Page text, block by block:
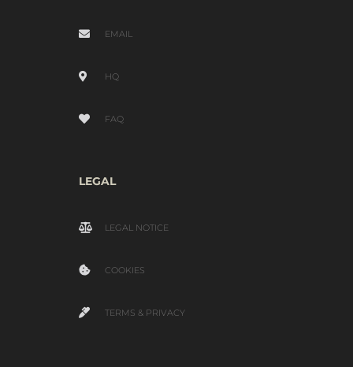
EMAIL
HQ
FAQ
LEGAL
LEGAL NOTICE
COOKIES
TERMS & PRIVACY